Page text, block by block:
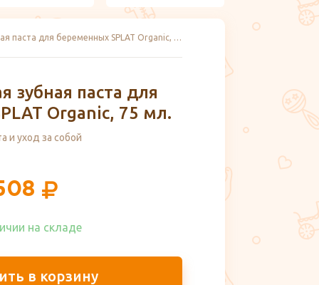
Укрепляющая зубная паста для беременных SPLAT Organic, 75 мл.
зубная паста для
Organic, 75 мл.
и уход за собой
на складе​
в корзину